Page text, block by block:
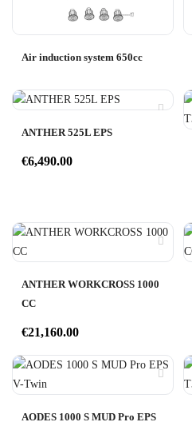
Air induction system 650cc
ANTHER 525L EPS
€6,490.00
ANTHER WORKCROSS 1000
CC
€21,160.00
AODES 1000 S MUD Pro EPS